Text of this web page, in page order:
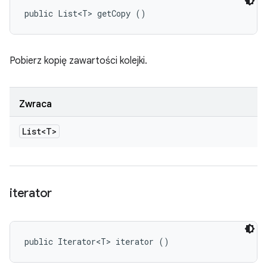
public List<T> getCopy ()
Pobierz kopię zawartości kolejki.
Zwraca
List<T>
iterator
public Iterator<T> iterator ()